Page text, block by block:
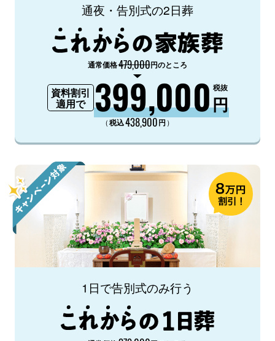
通夜・告別式の2日葬
通常価格479,000円のところ
資料割引
適用で
399,000円
税抜
（税込438,900円 ）
1日で告別式のみ行う